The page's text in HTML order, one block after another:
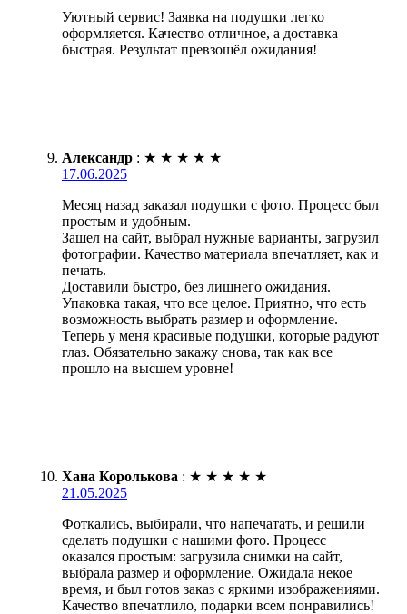
Уютный сервис! Заявка на подушки легко
оформляется. Качество отличное, а доставка
быстрая. Результат превзошёл ожидания!
Александр : ★ ★ ★ ★ ★
17.06.2025
Месяц назад заказал подушки с фото. Процесс был
простым и удобным.
Зашел на сайт, выбрал нужные варианты, загрузил
фотографии. Качество материала впечатляет, как и
печать.
Доставили быстро, без лишнего ожидания.
Упаковка такая, что все целое. Приятно, что есть
возможность выбрать размер и оформление.
Теперь у меня красивые подушки, которые радуют
глаз. Обязательно закажу снова, так как все
прошло на высшем уровне!
Хана Королькова : ★ ★ ★ ★ ★
21.05.2025
Фоткались, выбирали, что напечатать, и решили
сделать подушки с нашими фото. Процесс
оказался простым: загрузила снимки на сайт,
выбрала размер и оформление. Ожидала некое
время, и был готов заказ с яркими изображениями.
Качество впечатлило, подарки всем понравились!